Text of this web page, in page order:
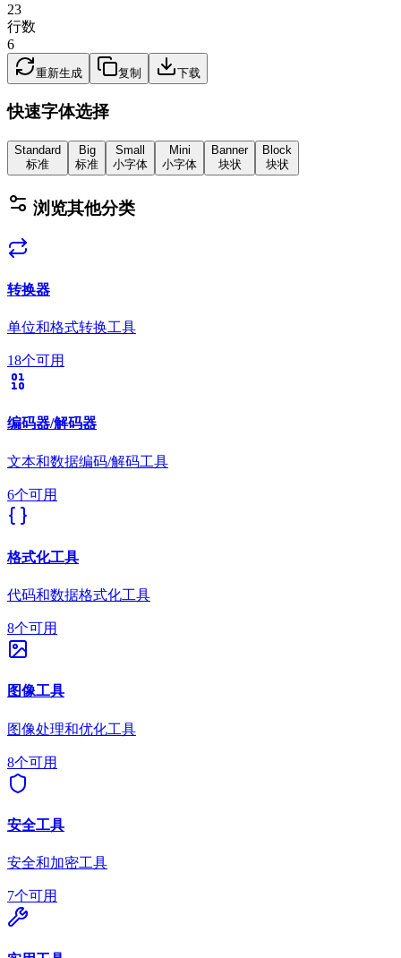
23
行数
6
重新生成 复制 下载
快速字体选择
Standard
标准
Big
标准
Small
小字体
Mini
小字体
Banner
块状
Block
块状
浏览其他分类
转换器
单位和格式转换工具
18个可用
编码器/解码器
文本和数据编码/解码工具
6个可用
格式化工具
代码和数据格式化工具
8个可用
图像工具
图像处理和优化工具
8个可用
安全工具
安全和加密工具
7个可用